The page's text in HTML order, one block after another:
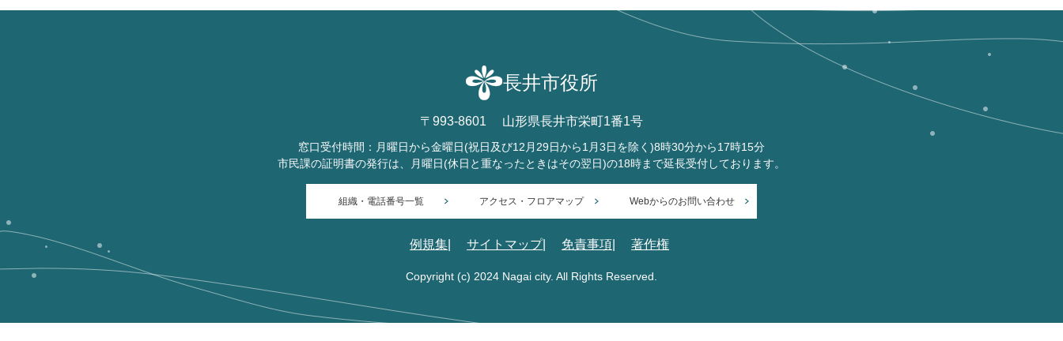
長井市役所
〒993-8601 山形県長井市栄町1番1号
窓口受付時間：月曜日から金曜日(祝日及び12月29日から1月3日を除く)8時30分から17時15分
市民課の証明書の発行は、月曜日(休日と重なったときはその翌日)の18時まで延長受付しております。
組織・電話番号一覧 アクセス・フロアマップ Webからのお問い合わせ
例規集 サイトマップ 免責事項 著作権
Copyright (c) 2024 Nagai city. All Rights Reserved.